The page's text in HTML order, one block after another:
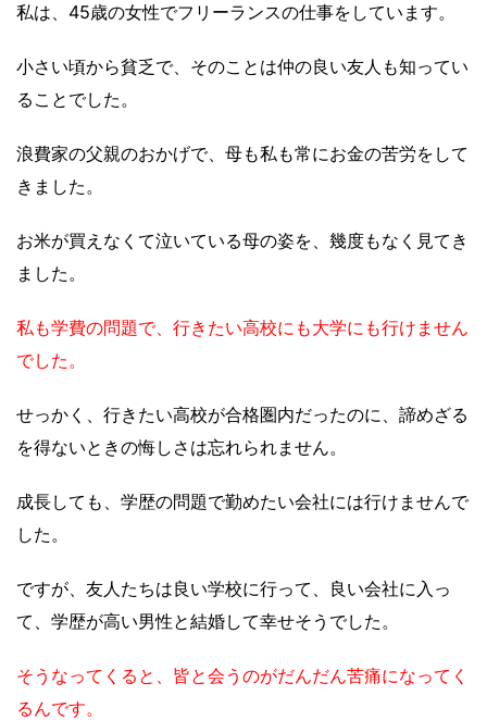
私は、45歳の女性でフリーランスの仕事をしています。
小さい頃から貧乏で、そのことは仲の良い友人も知ってい
ることでした。
浪費家の父親のおかげで、母も私も常にお金の苦労をして
きました。
お米が買えなくて泣いている母の姿を、幾度もなく見てき
ました。
私も学費の問題で、行きたい高校にも大学にも行けません
でした。
せっかく、行きたい高校が合格圏内だったのに、諦めざる
を得ないときの悔しさは忘れられません。
成長しても、学歴の問題で勤めたい会社には行けませんで
した。
ですが、友人たちは良い学校に行って、良い会社に入っ
て、学歴が高い男性と結婚して幸せそうでした。
そうなってくると、皆と会うのがだんだん苦痛になってく
るんです。